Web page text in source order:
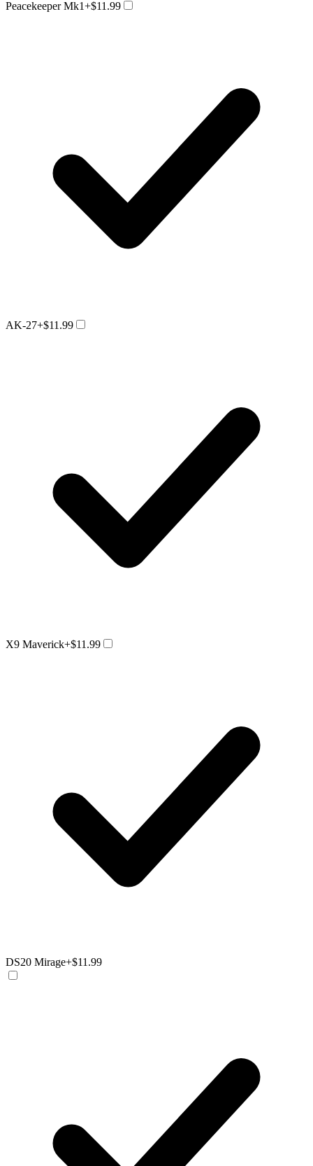
Peacekeeper Mk1+$11.99
AK-27+$11.99
X9 Maverick+$11.99
DS20 Mirage+$11.99